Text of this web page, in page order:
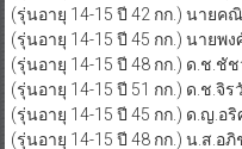
(รุ่นอายุ 14-15 ปี 42 กก.) นายค
(รุ่นอายุ 14-15 ปี 45 กก.) นายพ
(รุ่นอายุ 14-15 ปี 48 กก.) ด.ช.ชั
(รุ่นอายุ 14-15 ปี 51 กก.) ด.ช.จิ
(รุ่นอายุ 14-15 ปี 45 กก.) ด.ญ.อ
(รุ่นอายุ 14-15 ปี 48 กก.) น.ส.อ